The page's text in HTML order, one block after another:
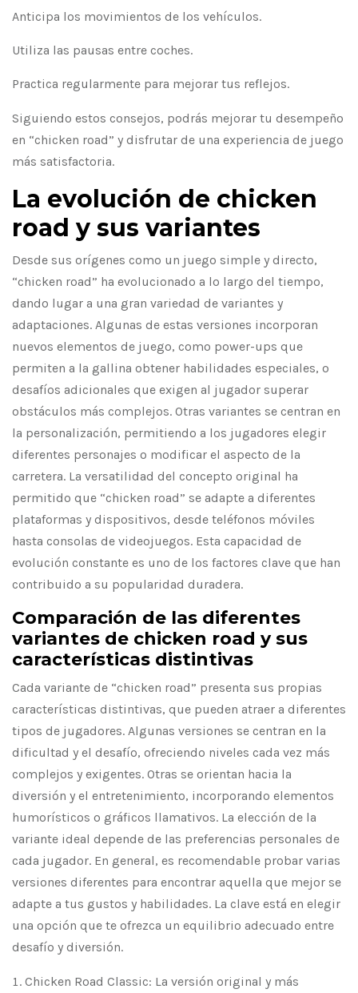
Anticipa los movimientos de los vehículos.
Utiliza las pausas entre coches.
Practica regularmente para mejorar tus reflejos.
Siguiendo estos consejos, podrás mejorar tu desempeño
en “chicken road” y disfrutar de una experiencia de juego
más satisfactoria.
La evolución de chicken
road y sus variantes
Desde sus orígenes como un juego simple y directo,
“chicken road” ha evolucionado a lo largo del tiempo,
dando lugar a una gran variedad de variantes y
adaptaciones. Algunas de estas versiones incorporan
nuevos elementos de juego, como power-ups que
permiten a la gallina obtener habilidades especiales, o
desafíos adicionales que exigen al jugador superar
obstáculos más complejos. Otras variantes se centran en
la personalización, permitiendo a los jugadores elegir
diferentes personajes o modificar el aspecto de la
carretera. La versatilidad del concepto original ha
permitido que “chicken road” se adapte a diferentes
plataformas y dispositivos, desde teléfonos móviles
hasta consolas de videojuegos. Esta capacidad de
evolución constante es uno de los factores clave que han
contribuido a su popularidad duradera.
Comparación de las diferentes
variantes de chicken road y sus
características distintivas
Cada variante de “chicken road” presenta sus propias
características distintivas, que pueden atraer a diferentes
tipos de jugadores. Algunas versiones se centran en la
dificultad y el desafío, ofreciendo niveles cada vez más
complejos y exigentes. Otras se orientan hacia la
diversión y el entretenimiento, incorporando elementos
humorísticos o gráficos llamativos. La elección de la
variante ideal depende de las preferencias personales de
cada jugador. En general, es recomendable probar varias
versiones diferentes para encontrar aquella que mejor se
adapte a tus gustos y habilidades. La clave está en elegir
una opción que te ofrezca un equilibrio adecuado entre
desafío y diversión.
Chicken Road Classic: La versión original y más